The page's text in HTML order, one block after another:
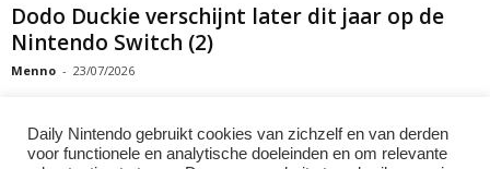
Dodo Duckie verschijnt later dit jaar op de
Nintendo Switch (2)
Menno - 23/07/2026
Daily Nintendo gebruikt cookies van zichzelf en van derden
voor functionele en analytische doeleinden en om relevante